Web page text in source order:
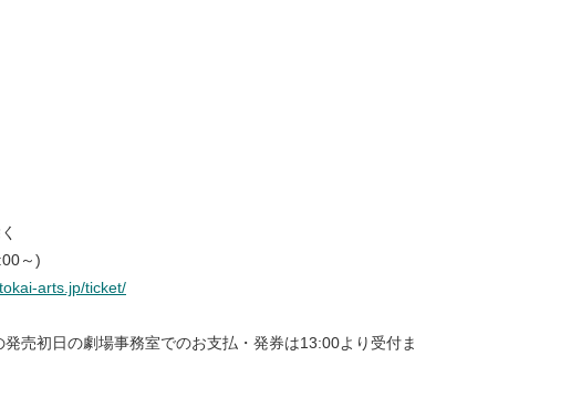
～)
arts.jp/ticket/
売初日の劇場事務室でのお支払・発券は13:00より受付ま